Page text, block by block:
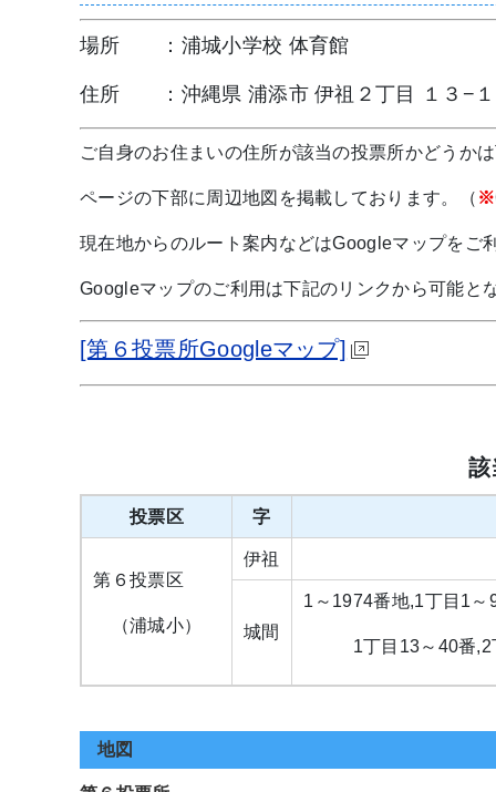
場所 ：浦城小学校 体育館
住所 ：沖縄県 浦添市 伊祖２丁目 １３−１
ご自身のお住まいの住所が該当の投票所かどうか
ページの下部に周辺地図を掲載しております。（ ※
現在地からのルート案内などはGoogleマップをご
Googleマップのご利用は下記のリンクから可能と
[第６投票所Googleマップ]
該
投票区 字
第６投票区
（浦城小）
伊祖
城間
1～1974番地,1丁目1
1丁目13～40番
地図